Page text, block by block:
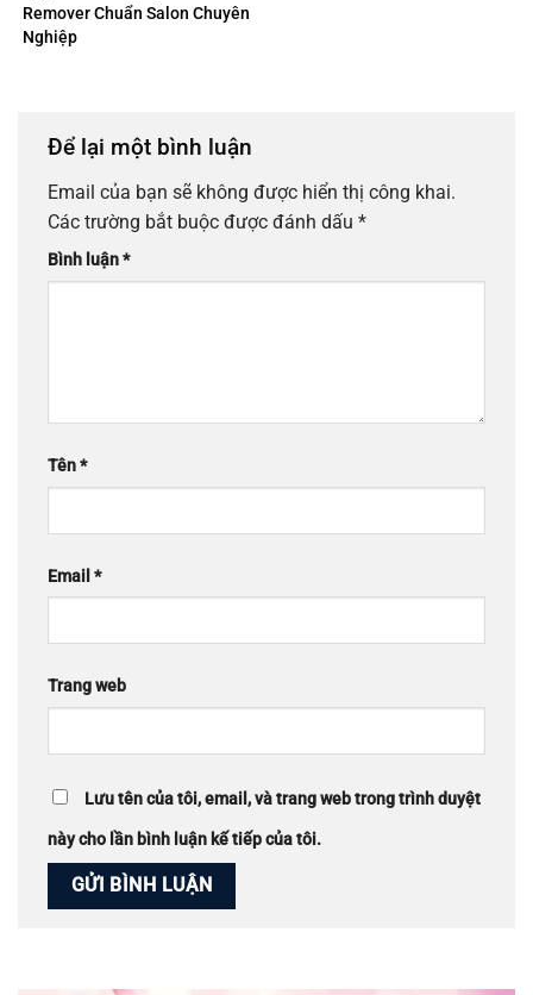
Remover Chuẩn Salon Chuyên
Nghiệp
Để lại một bình luận
Email của bạn sẽ không được hiển thị công khai.
Các trường bắt buộc được đánh dấu *
Bình luận*
Tên*
Email *
Trang web
Lưu tên của tôi, email, và trang web trong trình duyệt
này cho lần bình luận kế tiếp của tôi.